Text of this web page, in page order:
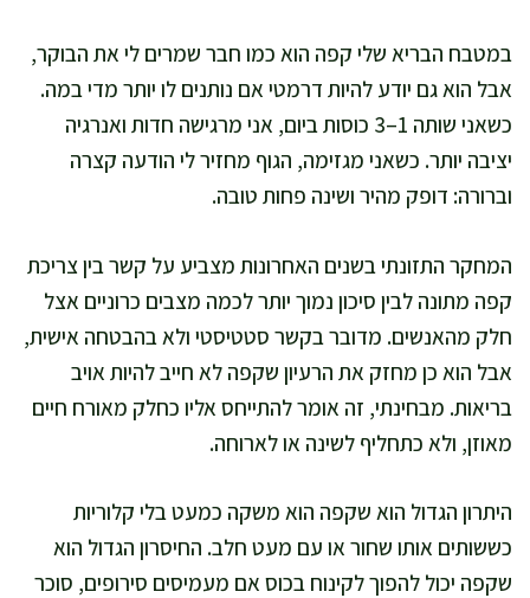
במטבח הבריא שלי קפה הוא כמו חבר שמרים לי את הבוקר,
אבל הוא גם יודע להיות דרמטי אם נותנים לו יותר מדי במה.
כשאני שותה 1–3 כוסות ביום, אני מרגישה חדות ואנרגיה
יציבה יותר. כשאני מגזימה, הגוף מחזיר לי הודעה קצרה
וברורה: דופק מהיר ושינה פחות טובה.
המחקר התזונתי בשנים האחרונות מצביע על קשר בין צריכת
קפה מתונה לבין סיכון נמוך יותר לכמה מצבים כרוניים אצל
חלק מהאנשים. מדובר בקשר סטטיסטי ולא בהבטחה אישית,
אבל הוא כן מחזק את הרעיון שקפה לא חייב להיות אויב
בריאות. מבחינתי, זה אומר להתייחס אליו כחלק מאורח חיים
מאוזן, ולא כתחליף לשינה או לארוחה.
היתרון הגדול הוא שקפה הוא משקה כמעט בלי קלוריות
כששותים אותו שחור או עם מעט חלב. החיסרון הגדול הוא
שקפה יכול להפוך לקינוח בכוס אם מעמיסים סירופים, סוכר